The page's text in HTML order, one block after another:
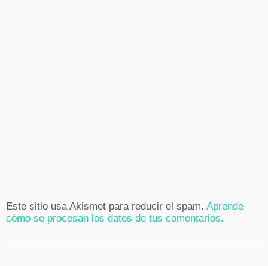
Este sitio usa Akismet para reducir el spam. Aprende
cómo se procesan los datos de tus comentarios.